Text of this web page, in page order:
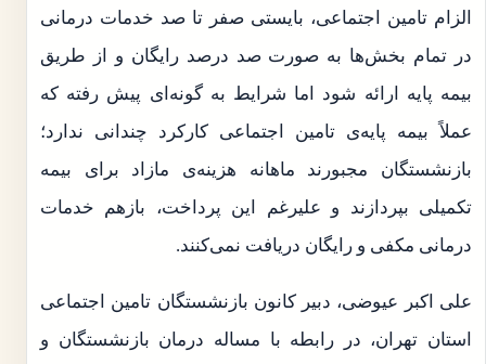
الزام تامین اجتماعی، بایستی صفر تا صد خدمات درمانی
در تمام بخش‌ها به صورت صد درصد رایگان و از طریق
بیمه پایه ارائه شود اما شرایط به گونه‌ای پیش رفته که
عملاً بیمه پایه‌ی تامین اجتماعی کارکرد چندانی ندارد؛
بازنشستگان مجبورند ماهانه هزینه‌ی مازاد برای بیمه
تکمیلی بپردازند و علیرغم این پرداخت، بازهم خدمات
درمانی مکفی و رایگان دریافت نمی‌کنند.
علی اکبر عیوضی، دبیر کانون بازنشستگان تامین اجتماعی
استان تهران، در رابطه با مساله درمان بازنشستگان و